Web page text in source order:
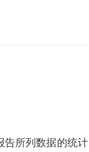
告所列数据的统计